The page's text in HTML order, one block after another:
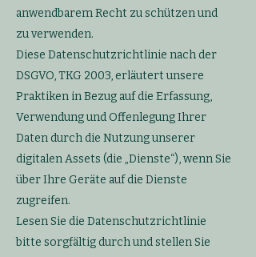
anwendbarem Recht zu schützen und
zu verwenden.
Diese Datenschutzrichtlinie nach der
DSGVO, TKG 2003, erläutert unsere
Praktiken in Bezug auf die Erfassung,
Verwendung und Offenlegung Ihrer
Daten durch die Nutzung unserer
digitalen Assets (die „Dienste“), wenn Sie
über Ihre Geräte auf die Dienste
zugreifen.
Lesen Sie die Datenschutzrichtlinie
bitte sorgfältig durch und stellen Sie